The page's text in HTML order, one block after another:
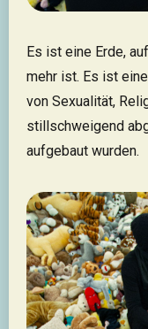
Es ist eine Erde,
mehr ist. Es ist
von Sexualität,
stillschweigend
aufgebaut wurden.